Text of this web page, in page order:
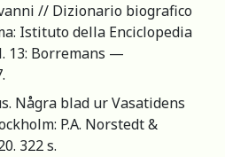
// Dizionario biografico
Istituto della Enciclopedia
13: Borremans —
Några blad ur Vasatidens
P.A. Norstedt &
322 s.